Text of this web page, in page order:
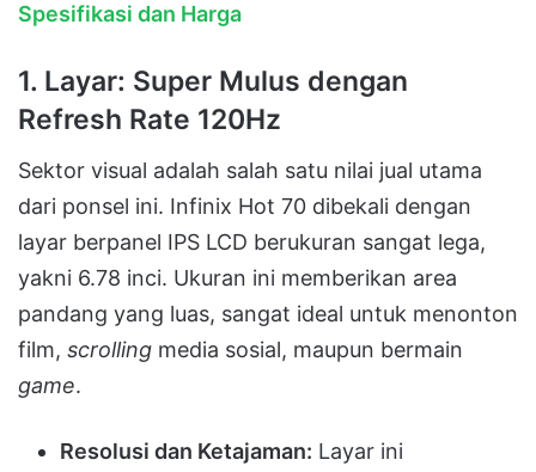
Spesifikasi dan Harga
1. Layar: Super Mulus dengan
Refresh Rate 120Hz
Sektor visual adalah salah satu nilai jual utama
dari ponsel ini. Infinix Hot 70 dibekali dengan
layar berpanel IPS LCD berukuran sangat lega,
yakni 6.78 inci. Ukuran ini memberikan area
pandang yang luas, sangat ideal untuk menonton
film, scrolling media sosial, maupun bermain
game.
Resolusi dan Ketajaman: Layar ini